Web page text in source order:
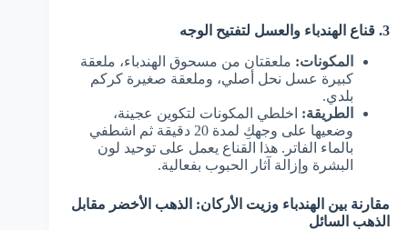
3. قناع الهندباء والعسل لتفتيح الوجه
المكونات: ملعقتان من مسحوق الهندباء، ملعقة
كبيرة عسل نحل أصلي، وملعقة صغيرة كركم
بلدي.
الطريقة: اخلطي المكونات لتكوين عجينة،
وضعيها على وجهكِ لمدة 20 دقيقة ثم اشطفي
بالماء الفاتر. هذا القناع يعمل على توحيد لون
البشرة وإزالة آثار الحبوب بفعالية.
مقارنة بين الهندباء وزيت الأركان: الذهب الأخضر مقابل
الذهب السائل